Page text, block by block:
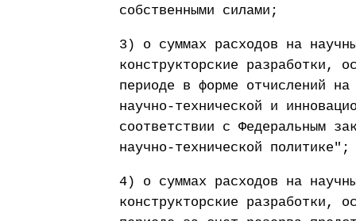
собственными силами;
3) о суммах расходов на
конструкторские разработки,
периоде в форме отчислений
научно-технической и
соответствии с Федеральным
научно-технической политике";
4) о суммах расходов на
конструкторские разработки,